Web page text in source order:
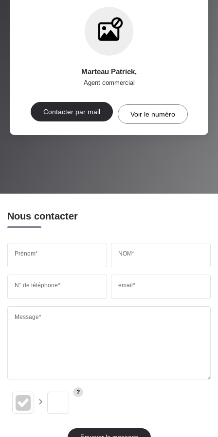
Marteau Patrick,
Agent commercial
Contacter par mail Voir le numéro
Nous contacter
Prénom* NOM*
N° de téléphone* email*
Message*